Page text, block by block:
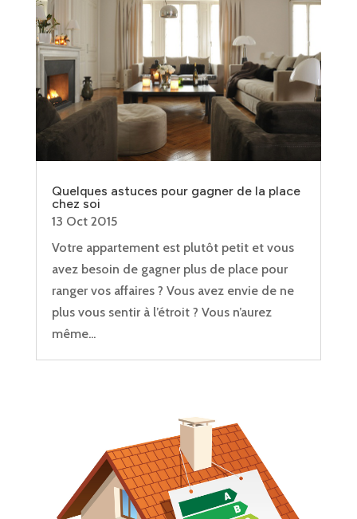
Quelques astuces pour gagner de la place
chez soi
13 Oct 2015
Votre appartement est plutôt petit et vous
avez besoin de gagner plus de place pour
ranger vos affaires ? Vous avez envie de ne
plus vous sentir à l’étroit ? Vous n’aurez
même...